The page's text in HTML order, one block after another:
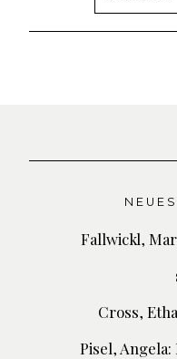
nach:
Fallwickl,
Cross,
Pisel,